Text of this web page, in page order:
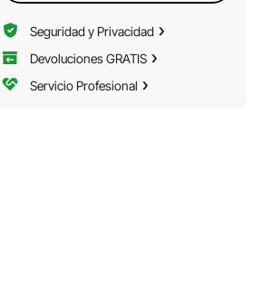
Seguridad y Privacidad
Devoluciones GRATIS
Servicio Profesional